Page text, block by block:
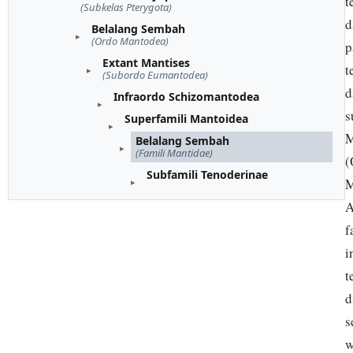
(Subkelas Pterygota)
Belalang Sembah
(Ordo Mantodea)
Extant Mantises
(Subordo Eumantodea)
Infraordo Schizomantodea
Superfamili Mantoidea
Belalang Sembah
(Famili Mantidae)
Subfamili Tenoderinae